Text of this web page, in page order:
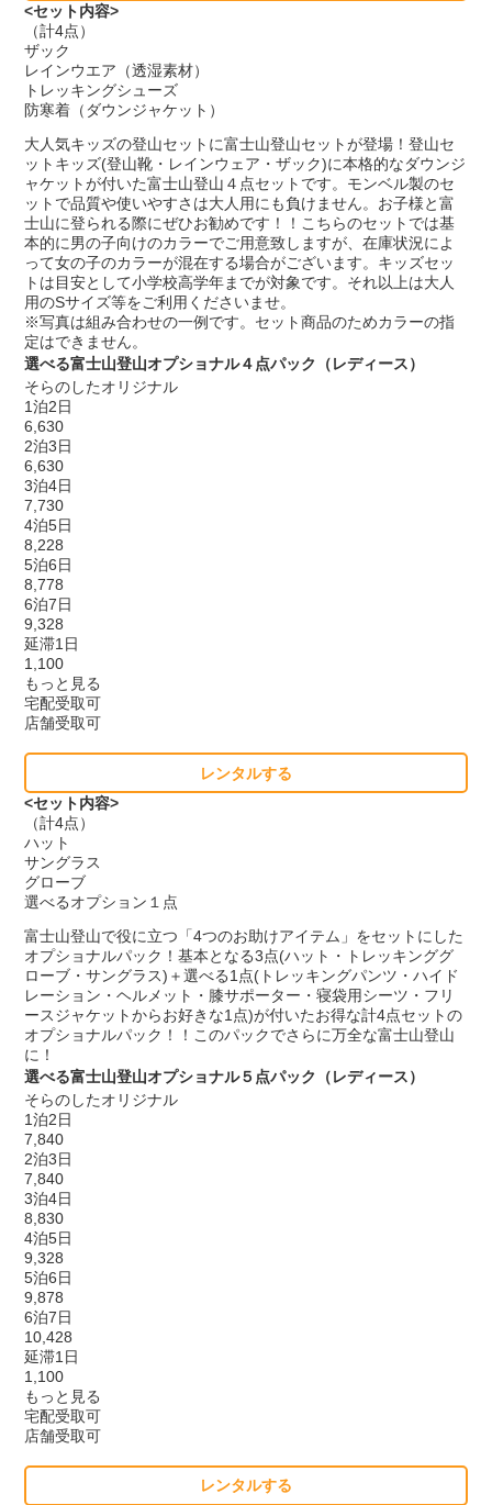
<セット内容>
（計4点）
ザック
レインウエア（透湿素材）
トレッキングシューズ
防寒着（ダウンジャケット）
大人気キッズの登山セットに富士山登山セットが登場！登山セ
ットキッズ(登山靴・レインウェア・ザック)に本格的なダウンジ
ャケットが付いた富士山登山４点セットです。モンベル製のセ
ットで品質や使いやすさは大人用にも負けません。お子様と富
士山に登られる際にぜひお勧めです！！こちらのセットでは基
本的に男の子向けのカラーでご用意致しますが、在庫状況によ
って女の子のカラーが混在する場合がございます。キッズセッ
トは目安として小学校高学年までが対象です。それ以上は大人
用のSサイズ等をご利用くださいませ。
※写真は組み合わせの一例です。セット商品のためカラーの指
定はできません。
選べる富士山登山オプショナル４点パック（レディース）
そらのしたオリジナル
1泊2日
6,630
2泊3日
6,630
3泊4日
7,730
4泊5日
8,228
5泊6日
8,778
6泊7日
9,328
延滞1日
1,100
もっと見る
宅配受取可
店舗受取可
レンタルする
<セット内容>
（計4点）
ハット
サングラス
グローブ
選べるオプション１点
富士山登山で役に立つ「4つのお助けアイテム」をセットにした
オプショナルパック！基本となる3点(ハット・トレッキンググ
ローブ・サングラス)＋選べる1点(トレッキングパンツ・ハイド
レーション・ヘルメット・膝サポーター・寝袋用シーツ・フリ
ースジャケットからお好きな1点)が付いたお得な計4点セットの
オプショナルパック！！このパックでさらに万全な富士山登山
に！
選べる富士山登山オプショナル５点パック（レディース）
そらのしたオリジナル
1泊2日
7,840
2泊3日
7,840
3泊4日
8,830
4泊5日
9,328
5泊6日
9,878
6泊7日
10,428
延滞1日
1,100
もっと見る
宅配受取可
店舗受取可
レンタルする